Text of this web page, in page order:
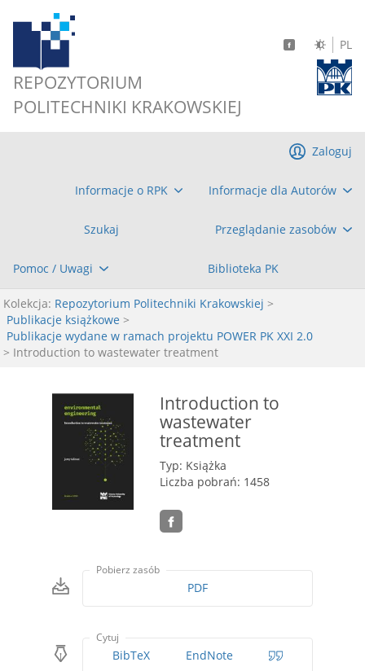
REPOZYTORIUM
POLITECHNIKI KRAKOWSKIEJ
PL
Informacje o RPK Informacje dla Autorów
Szukaj Przeglądanie zasobów
Pomoc / Uwagi Biblioteka PK
Zaloguj
Kolekcja: Repozytorium Politechniki Krakowskiej >
Publikacje książkowe >
Publikacje wydane w ramach projektu POWER PK XXI 2.0
> Introduction to wastewater treatment
Introduction to
wastewater
treatment
Typ: Książka
Liczba pobrań: 1458
Pobierz zasób
PDF
Cytuj
BibTeX EndNote